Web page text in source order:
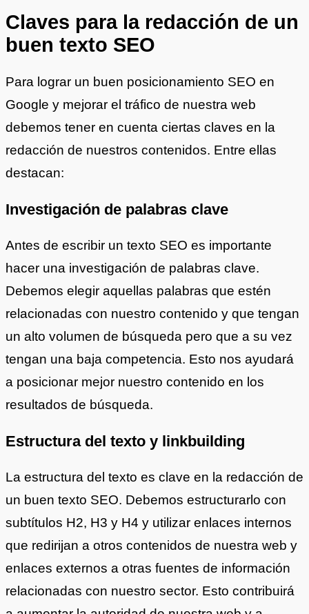
Claves para la redacción de un
buen texto SEO
Para lograr un buen posicionamiento SEO en
Google y mejorar el tráfico de nuestra web
debemos tener en cuenta ciertas claves en la
redacción de nuestros contenidos. Entre ellas
destacan:
Investigación de palabras clave
Antes de escribir un texto SEO es importante
hacer una investigación de palabras clave.
Debemos elegir aquellas palabras que estén
relacionadas con nuestro contenido y que tengan
un alto volumen de búsqueda pero que a su vez
tengan una baja competencia. Esto nos ayudará
a posicionar mejor nuestro contenido en los
resultados de búsqueda.
Estructura del texto y linkbuilding
La estructura del texto es clave en la redacción de
un buen texto SEO. Debemos estructurarlo con
subtítulos H2, H3 y H4 y utilizar enlaces internos
que redirijan a otros contenidos de nuestra web y
enlaces externos a otras fuentes de información
relacionadas con nuestro sector. Esto contribuirá